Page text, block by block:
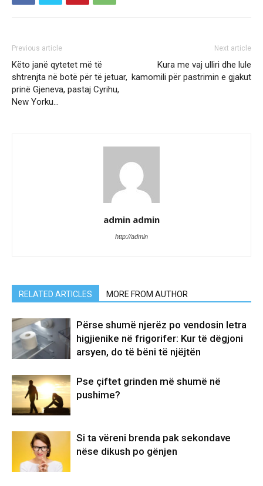
Previous article
Këto janë qytetet më të
shtrenjta në botë për të jetuar,
prinë Gjeneva, pastaj Cyrihu,
New Yorku…
Next article
Kura me vaj ulliri dhe lule
kamomili për pastrimin e gjakut
admin admin
http://admin
RELATED ARTICLES MORE FROM AUTHOR
Përse shumë njerëz po vendosin letra
higjienike në frigorifer: Kur të dëgjoni
arsyen, do të bëni të njëjtën
Pse çiftet grinden më shumë në
pushime?
Si ta vëreni brenda pak sekondave
nëse dikush po gënjen